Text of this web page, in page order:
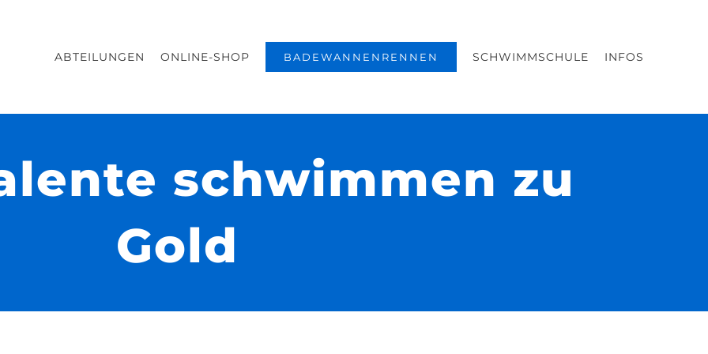
ABTEILUNGEN ONLINE-SHOP BADEWANNENRENNEN SCHWIMMSCHULE INFOS
schwimmen zu
Gold